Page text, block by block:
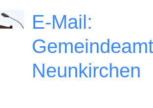
E-Mail:
Gemeindeamt
Neunkirchen